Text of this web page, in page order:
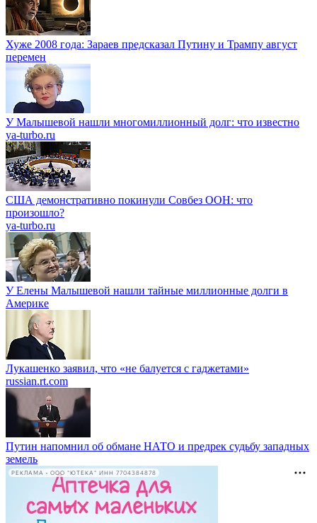
Хуже 2008 года: Зараев предсказал Путину и Трампу август
перемен
У Малышевой нашли многомиллионный долг: что известно
ya-turbo.ru
США демонстративно покинули Совбез ООН: что
произошло?
ya-turbo.ru
У Елены Малышевой нашли тайные миллионные долги в
Америке
Лукашенко заявил, что «не балуется с гаджетами»
russian.rt.com
Путин напомнил об обмане НАТО и предрек судьбу западных
земель
РЕКЛАМА • ООО "ЮТЕКА" ИНН 7704384878